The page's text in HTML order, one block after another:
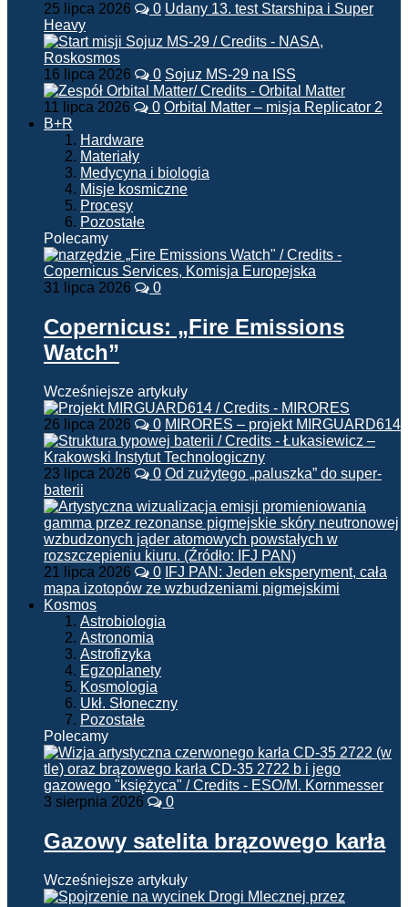
25 lipca 2026 0 Udany 13. test Starshipa i Super
Heavy
16 lipca 2026 0 Sojuz MS-29 na ISS
11 lipca 2026 0 Orbital Matter – misja Replicator 2
B+R
Hardware
Materiały
Medycyna i biologia
Misje kosmiczne
Procesy
Pozostałe
Polecamy
31 lipca 2026 0
Copernicus: „Fire Emissions
Watch”
Wcześniejsze artykuły
26 lipca 2026 0 MIRORES – projekt MIRGUARD614
23 lipca 2026 0 Od zużytego „paluszka” do super-
baterii
21 lipca 2026 0 IFJ PAN: Jeden eksperyment, cała
mapa izotopów ze wzbudzeniami pigmejskimi
Kosmos
Astrobiologia
Astronomia
Astrofizyka
Egzoplanety
Kosmologia
Ukł. Słoneczny
Pozostałe
Polecamy
3 sierpnia 2026 0
Gazowy satelita brązowego karła
Wcześniejsze artykuły